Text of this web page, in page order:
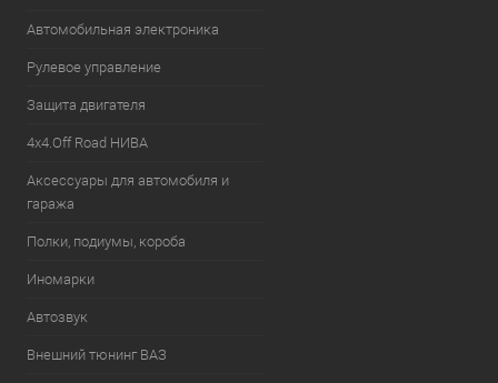
Автомобильная электроника
Рулевое управление
Защита двигателя
4х4.Off Road НИВА
Аксессуары для автомобиля и
гаража
Полки, подиумы, короба
Иномарки
Автозвук
Внешний тюнинг ВАЗ